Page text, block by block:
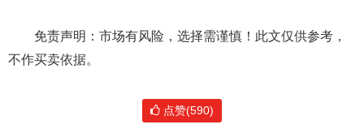
免责声明：市场有风险，选择需谨慎！此文仅供参考，
不作买卖依据。
点赞(590)